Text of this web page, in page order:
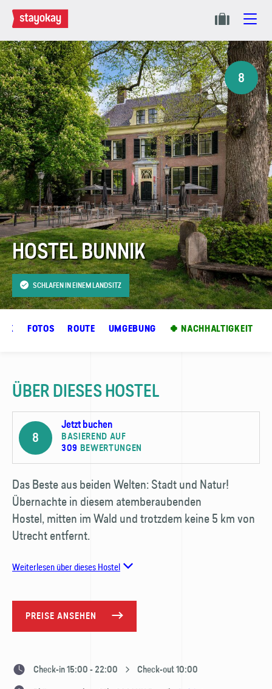
HOSTEL BUNNIK
SCHLAFEN IN EINEM LANDSITZ
8
FOTOS ROUTE UMGEBUNG 🍀 NACHHALTIGKEIT
ÜBER DIESES HOSTEL
8
Jetzt buchen
BASIEREND AUF
309 BEWERTUNGEN
Das Beste aus beiden Welten: Stadt und Natur!
Übernachte in diesem atemberaubenden
Hostel, mitten im Wald und trotzdem keine 5 km von
Utrecht entfernt.
Weiterlesen über dieses Hostel
PREISE ANSEHEN
Check-in 15:00 - 22:00 Check-out 10:00